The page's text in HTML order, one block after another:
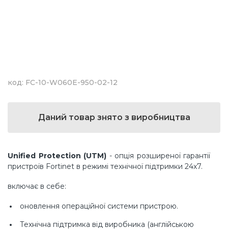
код: FC-10-W060E-950-02-12
Даний товар знято з виробництва
Unified Protection (UTM) - опція розширеної гарантії
пристроїв Fortinet в режимі технічної підтримки 24х7.
включає в себе:
оновлення операційної системи пристрою.
Технічна підтримка від виробника (англійською